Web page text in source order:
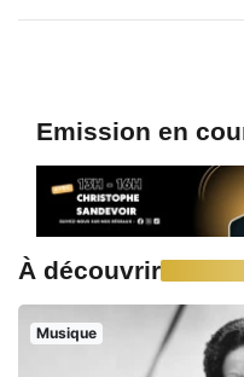
Emission en
À découvrir
Musique